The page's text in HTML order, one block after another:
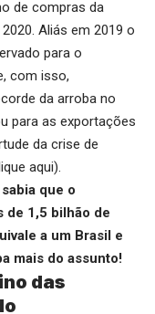
de compras da
Aliás em 2019 o
para o
com isso,
da arroba no
para as exportações
da crise de
aqui).
que o
de 1,5 bilhão de
a um Brasil e
mais do assunto!
das